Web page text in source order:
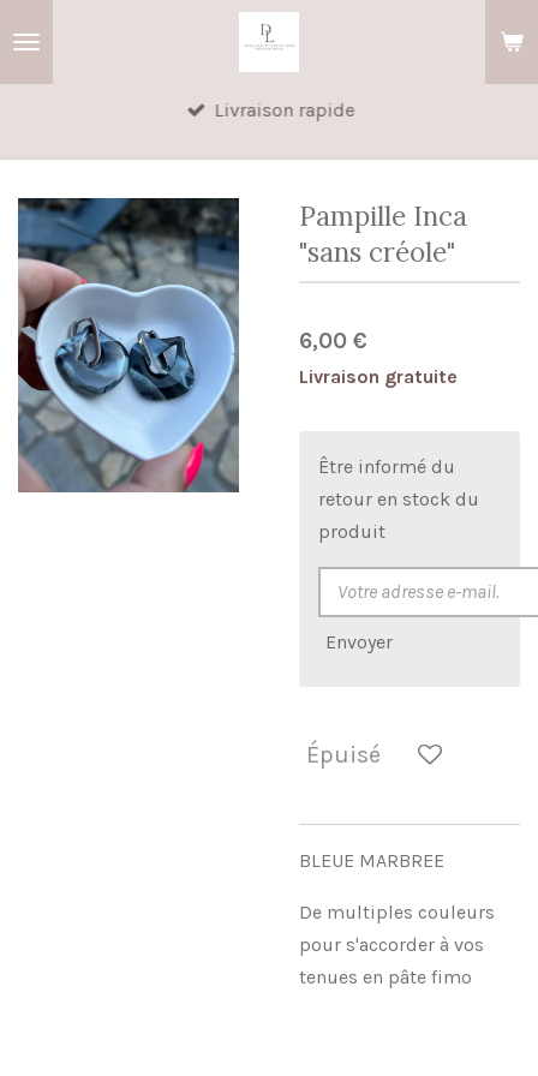
Livraison rapide
Pampille Inca
"sans créole"
6,00 €
Livraison gratuite
Être informé du
retour en stock du
produit
Envoyer
Épuisé
BLEUE MARBREE
De multiples couleurs
pour s'accorder à vos
tenues en pâte fimo